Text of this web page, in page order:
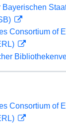
Bayerischen
Consortium of
Consortium of